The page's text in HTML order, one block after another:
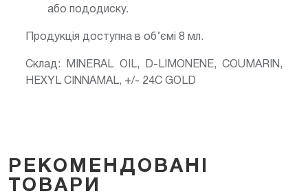
або пододиску.
Продукція доступна в об’ємі 8 мл.
Склад:
MINERAL OIL, D-LIMONENE, COUMARIN,
HEXYL СINNAMAL, +/- 24С GOLD
РЕКОМЕНДОВАНІ
ТОВАРИ